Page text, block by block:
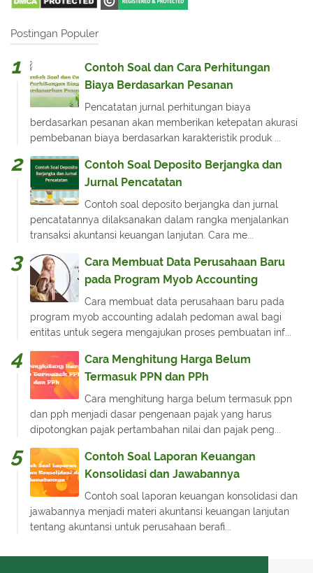
Postingan Populer
Contoh Soal dan Cara Perhitungan
Biaya Berdasarkan Pesanan
Pencatatan jurnal perhitungan biaya
berdasarkan pesanan akan memberikan ketepatan akurasi
pembebanan biaya berdasarkan karakteristik produk ...
Contoh Soal Deposito Berjangka dan
Jurnal Pencatatan
Contoh soal deposito berjangka dan jurnal
pencatatannya dilaksanakan dalam rangka menjalankan
transaksi akuntansi keuangan lanjutan. Cara me...
Cara Membuat Data Perusahaan Baru
pada Program Myob Accounting
Cara membuat data perusahaan baru pada
program myob accounting adalah pedoman awal bagi
entitas untuk segera mengajukan proses pembuatan inf...
Cara Menghitung Harga Belum
Termasuk PPN dan PPh
Cara menghitung harga belum termasuk ppn
dan pph menjadi dasar pengenaan pajak yang harus
dipotongkan pajak pertambahan nilai dan pajak peng...
Contoh Soal Laporan Keuangan
Konsolidasi dan Jawabannya
Contoh soal laporan keuangan konsolidasi dan
jawabannya menjadi materi akuntansi keuangan lanjutan
tentang akuntansi untuk perusahaan berafi...